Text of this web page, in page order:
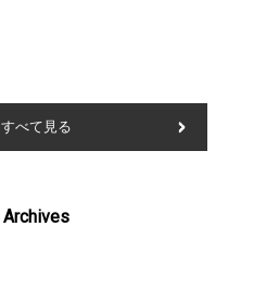
すべて見る
Archives